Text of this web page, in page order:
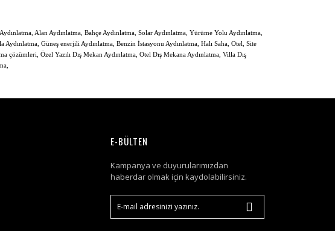
Alan Aydınlatma, Bahçe Aydınlatma, Solar Aydınlatma, Yürüme Yolu Aydınlatma,
Güneş enerjili Aydınlatma, Benzin İstasyonu Aydınlatma, Halı Saha, Otel, Site
çözümleri,
Özel Yazılı Dış Mekan Aydınlatma, Otel Dış Mekana Aydınlatma, Villa Dış
E-BÜLTEN
Kampanya ve duyurularımızdan
haberdar olmak için kaydolabilirsiniz.